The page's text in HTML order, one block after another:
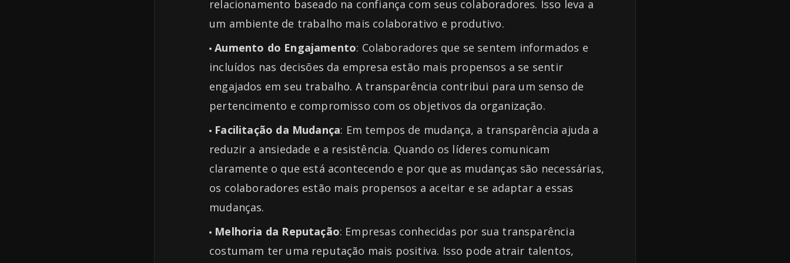
relacionamento baseado na confiança com seus colaboradores. Isso leva a
um ambiente de trabalho mais colaborativo e produtivo.
Aumento do Engajamento: Colaboradores que se sentem informados e
incluídos nas decisões da empresa estão mais propensos a se sentir
engajados em seu trabalho. A transparência contribui para um senso de
pertencimento e compromisso com os objetivos da organização.
Facilitação da Mudança: Em tempos de mudança, a transparência ajuda a
reduzir a ansiedade e a resistência. Quando os líderes comunicam
claramente o que está acontecendo e por que as mudanças são necessárias,
os colaboradores estão mais propensos a aceitar e se adaptar a essas
mudanças.
Melhoria da Reputação: Empresas conhecidas por sua transparência
costumam ter uma reputação mais positiva. Isso pode atrair talentos,